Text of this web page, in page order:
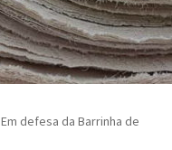
Em defesa da Barrinha de